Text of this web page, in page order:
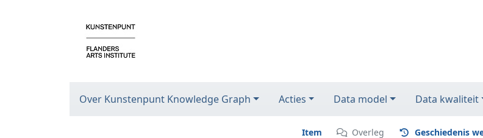
Over Kunstenpunt Knowledge Graph Acties Data model Data kwaliteit
Item Overleg Geschiedenis